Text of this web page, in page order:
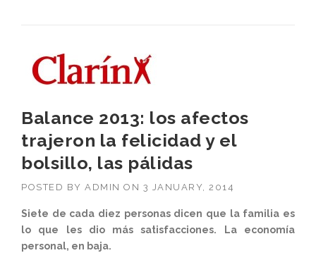
Balance 2013: los afectos
trajeron la felicidad y el
bolsillo, las pálidas
POSTED BY ADMIN ON 3 JANUARY, 2014
Siete de cada diez personas dicen que la familia es
lo que les dio más satisfacciones. La economía
personal, en baja.